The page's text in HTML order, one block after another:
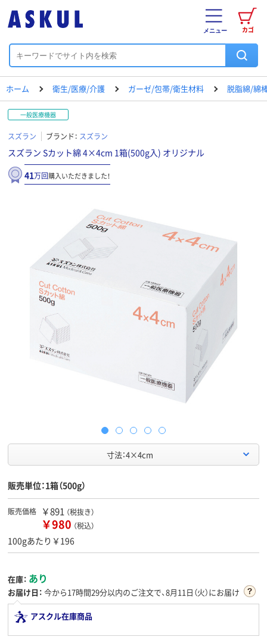
カゴ
メニュー
ホーム 衛生/医療/介護 ガーゼ/包帯/衛生材料 脱脂綿/綿
一般医療機器
スズラン ブランド： スズラン
スズラン Sカット綿 4×4cm 1箱(500g入) オリジナル
41万回購入いただきました！
寸法：4×4cm
販売単位：1箱（500g）
販売価格 ￥891 （税抜き）
￥980 （税込）
100gあたり￥196
在庫： あり
お届け日： 今から17時間29分以内のご注文で、8月11日（火）にお届け
アスクル在庫商品